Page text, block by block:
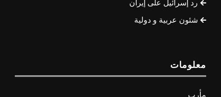
رد إسرائيل على إيران
شئون عربية و دولية
معلومات
مأرب